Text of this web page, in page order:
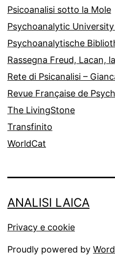
Psicoanalisi sotto la Mole
Psychoanalytic
Psychoanalytische
Rassegna Freud, Lacan,
Rete di Psicanalisi –
Revue Française de
The LivingStone
Transfinito
WorldCat
ANALISI LAICA
Privacy e cookie
Proudly powered by